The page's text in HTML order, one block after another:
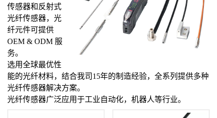
传感器和反射式
光纤传感器，光
纤元件可提供
OEM & ODM 服
务。
选用全球最优性
能的光纤材料，结合我司15年的制造经验，全系列提供多种
光纤传感器解决方案。
光纤传感器广泛应用于工业自动化，机器人等行业。